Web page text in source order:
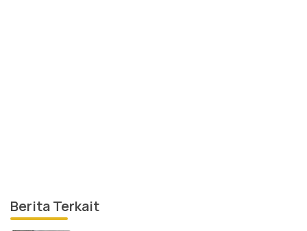
Berita Terkait